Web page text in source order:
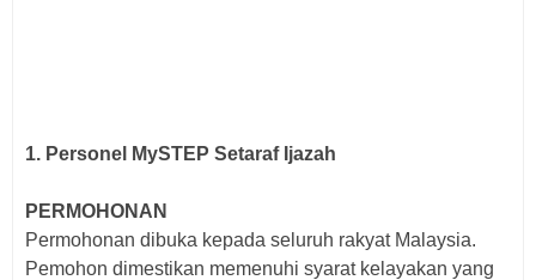
1. Personel MySTEP Setaraf Ijazah
PERMOHONAN
Permohonan dibuka kepada seluruh rakyat Malaysia.
Pemohon dimestikan memenuhi syarat kelayakan yang